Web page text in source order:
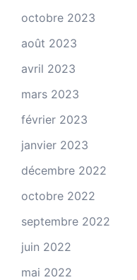
octobre 2023
août 2023
avril 2023
mars 2023
février 2023
janvier 2023
décembre 2022
octobre 2022
septembre 2022
juin 2022
mai 2022